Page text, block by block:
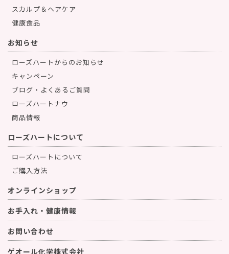
スカルプ＆ヘアケア
健康食品
お知らせ
ローズハートからのお知らせ
キャンペーン
ブログ・よくあるご質問
ローズハートナウ
商品情報
ローズハートについて
ローズハートについて
ご購入方法
オンラインショップ
お手入れ・健康情報
お問い合わせ
ゲオール化学株式会社